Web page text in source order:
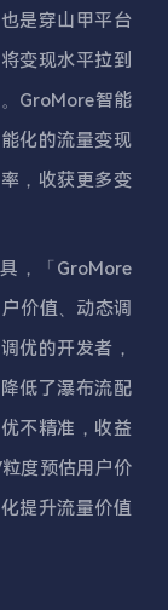
是穿山甲平台
变现水平拉到
GroMore智能
化的流量变现
，收获更多变
，「GroMore
价值、动态调
优的开发者，
低了瀑布流配
不精准，收益
度预估用户价
提升流量价值